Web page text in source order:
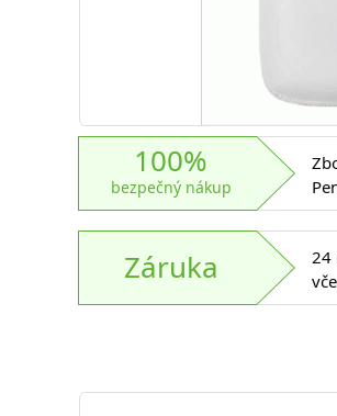
100%
bezpečný nákup
Záruka
24